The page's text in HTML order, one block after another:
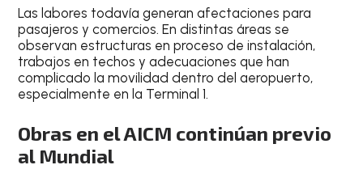
Las labores todavía generan afectaciones para
pasajeros y comercios. En distintas áreas se
observan estructuras en proceso de instalación,
trabajos en techos y adecuaciones que han
complicado la movilidad dentro del aeropuerto,
especialmente en la Terminal 1.
Obras en el AICM continúan previo
al Mundial